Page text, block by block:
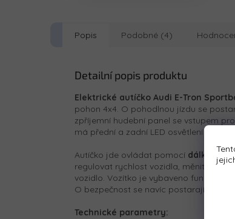
Popis Podobné (4)
Detailní popis produktu
Elektrické autíčko Audi E-Tron
pohon 4x4. O pohodlnou jízdu se
zpříjemní hudební panel se vstupem pro
má přední a zadní LED osvětlení a
Autíčko jde ovládat pomocí dálkového
regulovat rychlost vozidla, měnit směr
vozidlo. Vozítko je vybaveno funkcí
O bezpečnost se navíc postarají
Technické parametry: